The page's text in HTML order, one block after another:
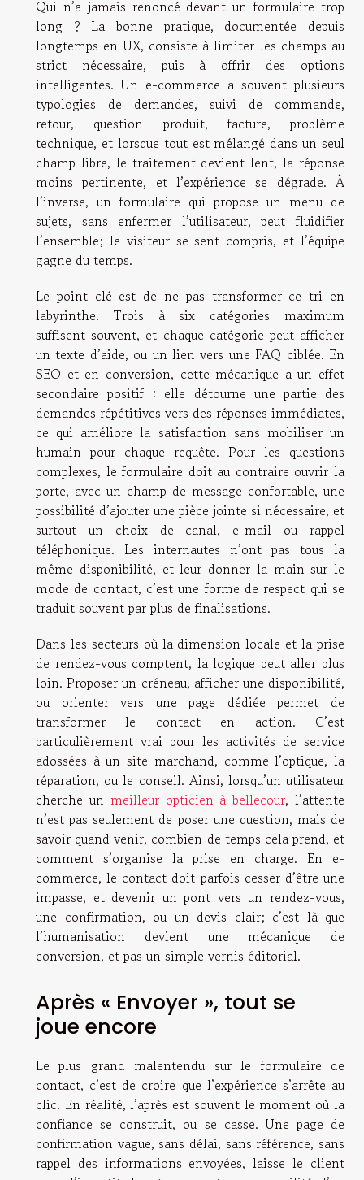
Qui n’a jamais renoncé devant un formulaire trop
long ? La bonne pratique, documentée depuis
longtemps en UX, consiste à limiter les champs au
strict nécessaire, puis à offrir des options
intelligentes. Un e-commerce a souvent plusieurs
typologies de demandes, suivi de commande,
retour, question produit, facture, problème
technique, et lorsque tout est mélangé dans un seul
champ libre, le traitement devient lent, la réponse
moins pertinente, et l’expérience se dégrade. À
l’inverse, un formulaire qui propose un menu de
sujets, sans enfermer l’utilisateur, peut fluidifier
l’ensemble; le visiteur se sent compris, et l’équipe
gagne du temps.
Le point clé est de ne pas transformer ce tri en
labyrinthe. Trois à six catégories maximum
suffisent souvent, et chaque catégorie peut afficher
un texte d’aide, ou un lien vers une FAQ ciblée. En
SEO et en conversion, cette mécanique a un effet
secondaire positif : elle détourne une partie des
demandes répétitives vers des réponses immédiates,
ce qui améliore la satisfaction sans mobiliser un
humain pour chaque requête. Pour les questions
complexes, le formulaire doit au contraire ouvrir la
porte, avec un champ de message confortable, une
possibilité d’ajouter une pièce jointe si nécessaire, et
surtout un choix de canal, e-mail ou rappel
téléphonique. Les internautes n’ont pas tous la
même disponibilité, et leur donner la main sur le
mode de contact, c’est une forme de respect qui se
traduit souvent par plus de finalisations.
Dans les secteurs où la dimension locale et la prise
de rendez-vous comptent, la logique peut aller plus
loin. Proposer un créneau, afficher une disponibilité,
ou orienter vers une page dédiée permet de
transformer le contact en action. C’est
particulièrement vrai pour les activités de service
adossées à un site marchand, comme l’optique, la
réparation, ou le conseil. Ainsi, lorsqu’un utilisateur
cherche un meilleur opticien à bellecour, l’attente
n’est pas seulement de poser une question, mais de
savoir quand venir, combien de temps cela prend, et
comment s’organise la prise en charge. En e-
commerce, le contact doit parfois cesser d’être une
impasse, et devenir un pont vers un rendez-vous,
une confirmation, ou un devis clair; c’est là que
l’humanisation devient une mécanique de
conversion, et pas un simple vernis éditorial.
Après « Envoyer », tout se
joue encore
Le plus grand malentendu sur le formulaire de
contact, c’est de croire que l’expérience s’arrête au
clic. En réalité, l’après est souvent le moment où la
confiance se construit, ou se casse. Une page de
confirmation vague, sans délai, sans référence, sans
rappel des informations envoyées, laisse le client